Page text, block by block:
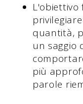
L'obiettivo
quantità,
un saggio
più
parole